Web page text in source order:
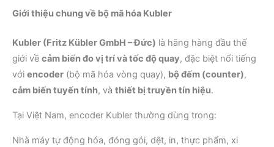
Giới thiệu chung về bộ mã hóa Kubler
Kubler (Fritz Kübler GmbH – Đức) là hãng hàng đầu thế
giới về cảm biến đo vị trí và tốc độ quay, đặc biệt nổi tiếng
với encoder (bộ mã hóa vòng quay), bộ đếm (counter),
cảm biến tuyến tính, và thiết bị truyền tín hiệu.
Tại Việt Nam, encoder Kubler thường dùng trong:
Nhà máy tự động hóa, đóng gói, dệt, in, thực phẩm, xi